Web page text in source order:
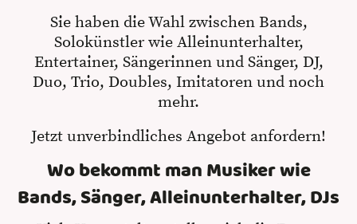
Sie haben die Wahl zwischen Bands,
Solokünstler wie Alleinunterhalter,
Entertainer, Sängerinnen und Sänger, DJ,
Duo, Trio, Doubles, Imitatoren und noch
mehr.
Jetzt unverbindliches Angebot anfordern!
Wo bekommt man Musiker wie
Bands, Sänger, Alleinunterhalter, DJs